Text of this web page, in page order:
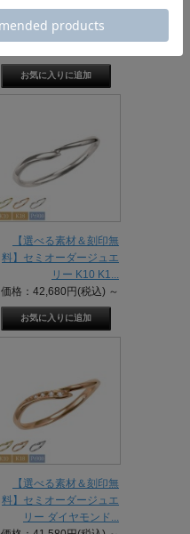
リー ダイヤモンド...
【選べる素材＆刻印無
料】セミオーダージュエ
リー K10 K1...
価格：42,680円(税込) ～
【選べる素材＆刻印無
料】セミオーダージュエ
リー ダイヤモンド...